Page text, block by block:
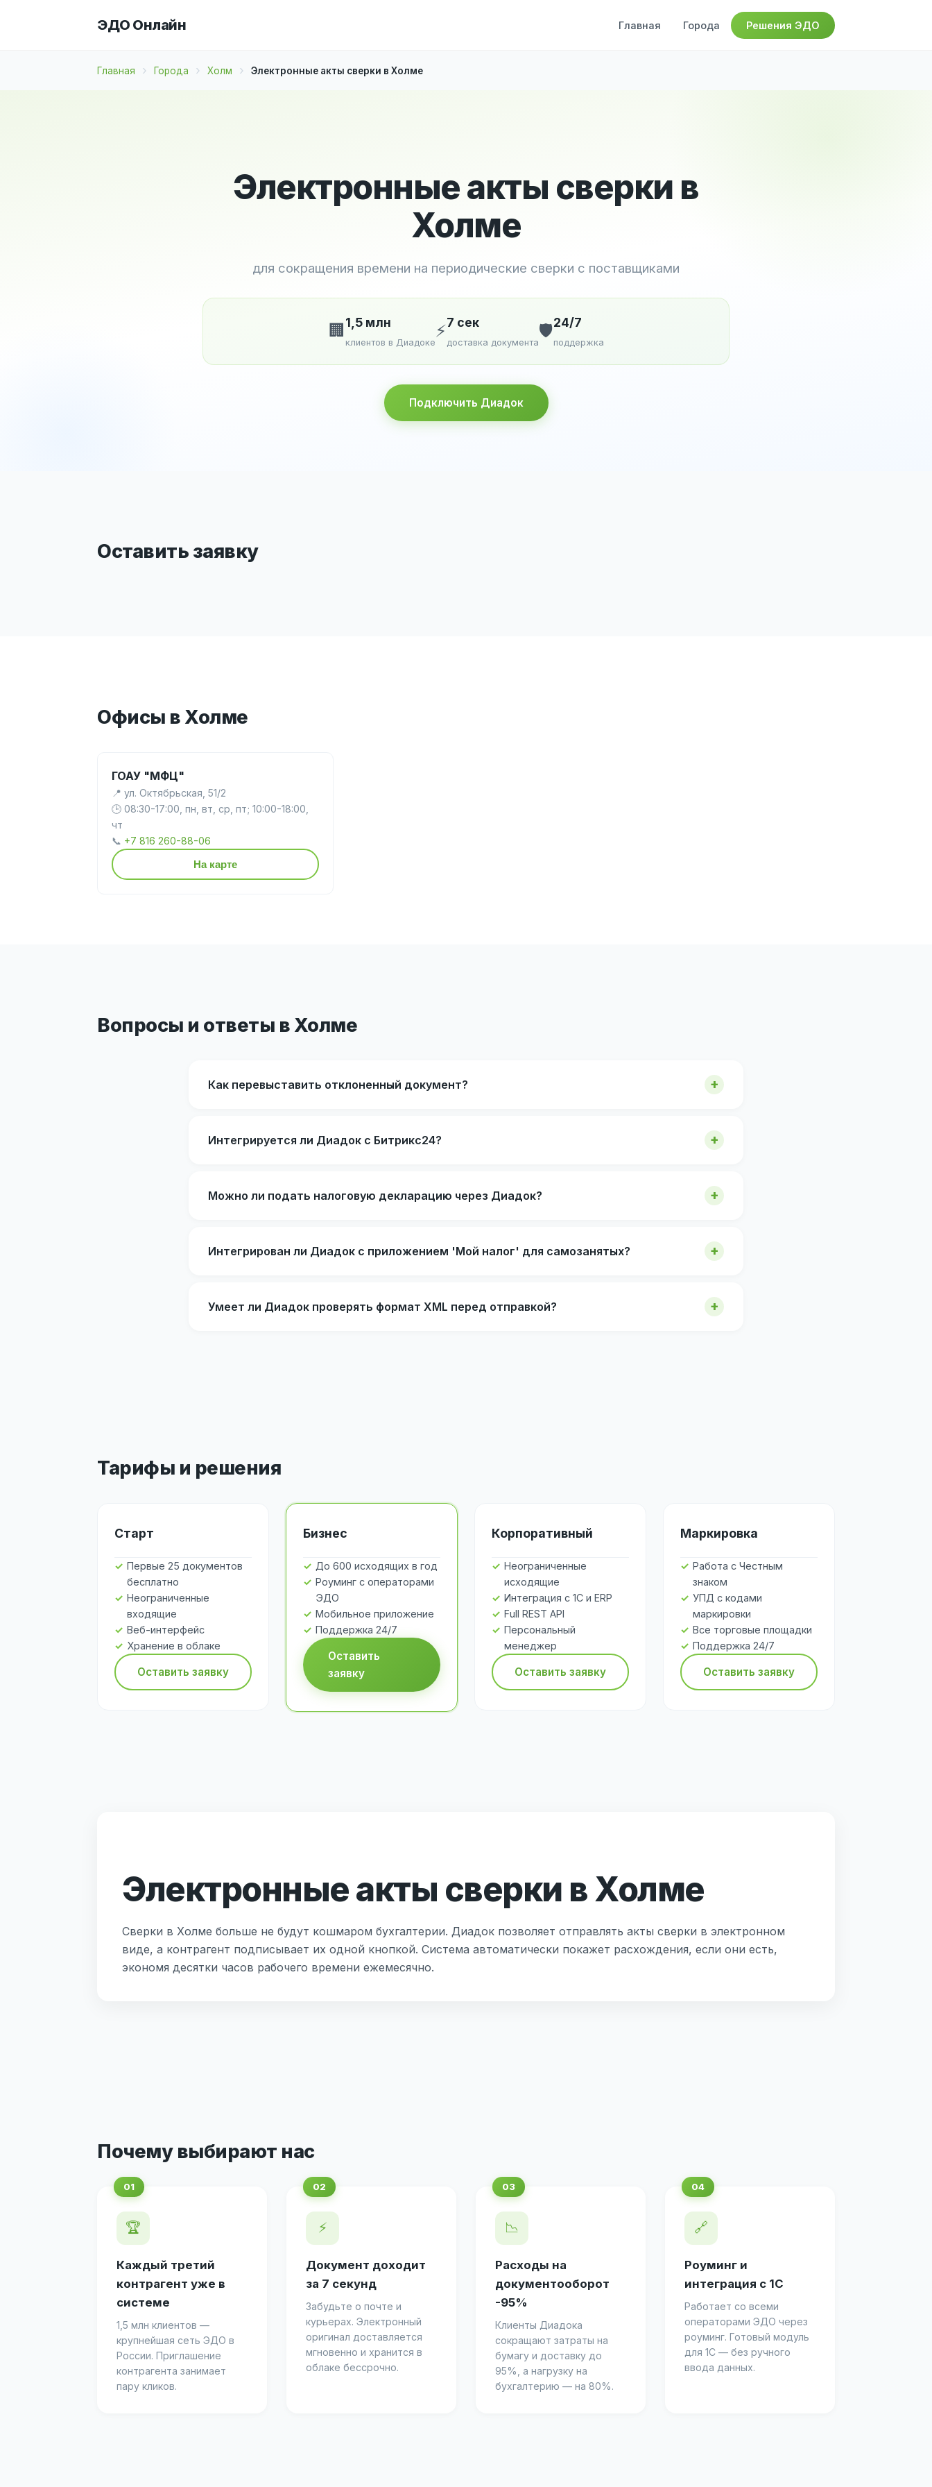
ЭДО Онлайн Главная Города Решения ЭДО
Главная Города Холм Электронные акты сверки в Холме
Электронные акты сверки в
Холме
для сокращения времени на периодические сверки с поставщиками
🏢 1,5 млн
клиентов в Диадоке
⚡7 сек
доставка документа
🛡️24/7
поддержка
Подключить Диадок
Оставить заявку
Офисы в Холме
ГОАУ "МФЦ"
📍 ул. Октябрьская, 51/2
🕒 08:30-17:00, пн, вт, ср, пт; 10:00-18:00,
чт
📞 +7 816 260-88-06
На карте
Вопросы и ответы в Холме
Как перевыставить отклоненный документ?
Интегрируется ли Диадок с Битрикс24?
Можно ли подать налоговую декларацию через Диадок?
Интегрирован ли Диадок с приложением 'Мой налог' для самозанятых?
Умеет ли Диадок проверять формат XML перед отправкой?
Тарифы и решения
Старт
Первые 25 документов
бесплатно
Неограниченные
входящие
Веб-интерфейс
Хранение в облаке
Оставить заявку
Бизнес
До 600 исходящих в год
Роуминг с операторами
ЭДО
Мобильное приложение
Поддержка 24/7
Оставить
заявку
Корпоративный
Неограниченные
исходящие
Интеграция с 1С и ERP
Full REST API
Персональный
менеджер
Оставить заявку
Маркировка
Работа с Честным
знаком
УПД с кодами
маркировки
Все торговые площадки
Поддержка 24/7
Оставить заявку
Электронные акты сверки в Холме
Сверки в Холме больше не будут кошмаром бухгалтерии. Диадок позволяет отправлять акты сверки в электронном
виде, а контрагент подписывает их одной кнопкой. Система автоматически покажет расхождения, если они есть,
экономя десятки часов рабочего времени ежемесячно.
Почему выбирают нас
🏆
Каждый третий
контрагент уже в
системе
1,5 млн клиентов —
крупнейшая сеть ЭДО в
России. Приглашение
контрагента занимает
пару кликов.
⚡
Документ доходит
за 7 секунд
Забудьте о почте и
курьерах. Электронный
оригинал доставляется
мгновенно и хранится в
облаке бессрочно.
📉
Расходы на
документооборот
-95%
Клиенты Диадока
сокращают затраты на
бумагу и доставку до
95%, а нагрузку на
бухгалтерию — на 80%.
🔗
Роуминг и
интеграция с 1С
Работает со всеми
операторами ЭДО через
роуминг. Готовый модуль
для 1С — без ручного
ввода данных.